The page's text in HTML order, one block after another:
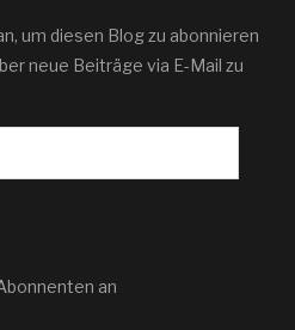
um diesen Blog zu abonnieren
neue Beiträge via E-Mail zu
an